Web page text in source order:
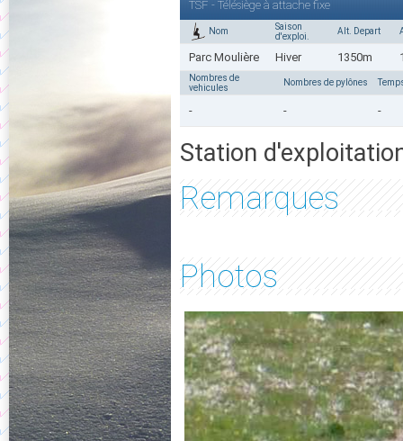
TSF - Télésiège à attache fixe
Nom
Saison
d'exploi.
Alt. Depart
Parc Moulière Hiver 1350m
Nombres de
vehicules
Nombres de pylônes
- - -
Station
Remarques
Photos